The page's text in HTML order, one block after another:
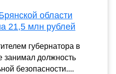
области
21,5 млн рублей
губернатора в
занимал должность
безопасности....